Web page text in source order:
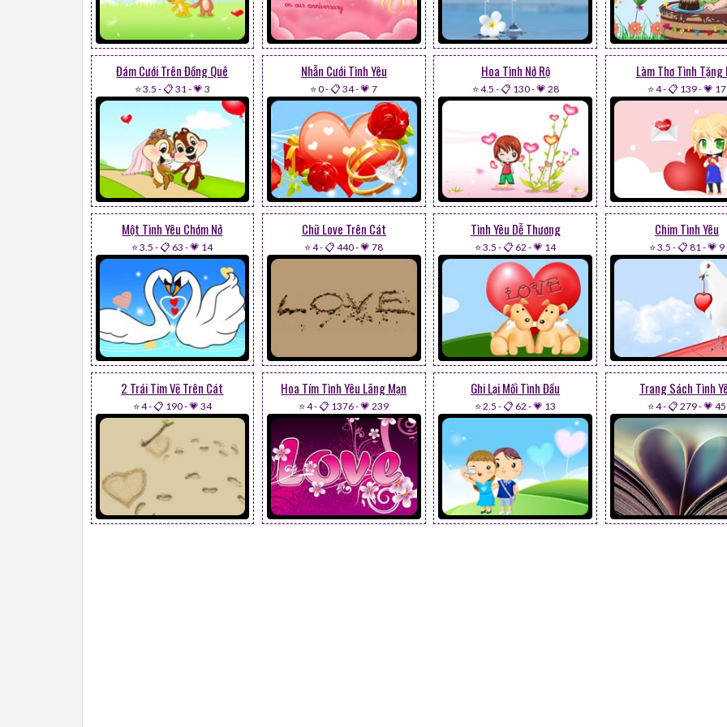
Đám Cưới Trên Đồng Quê
⭐ 3.5 -📋 31 -💗 3
Nhẫn Cưới Tình Yêu
⭐ 0-📋 34-💗 7
Hoa Tình Nở Rộ
⭐ 4.5 -📋 130-💗 28
Làm Thơ Tình Tặng
⭐ 4-📋 139-💗 17
Một Tình Yêu Chớm Nở
⭐ 3.5 -📋 63 -💗 14
Chữ Love Trên Cát
⭐ 4-📋 440-💗 78
Tình Yêu Dễ Thương
⭐ 3.5 -📋 62 -💗 14
Chim Tình Yêu
⭐ 3.5 -📋 81-💗 9
2 Trái Tim Vẽ Trên Cát
⭐ 4-📋 190-💗 34
Hoa Tím Tình Yêu Lãng Mạn
⭐ 4-📋 1376-💗 239
Ghi Lại Mối Tình Đầu
⭐ 2.5 -📋 62 -💗 13
Trang Sách Tình
⭐ 4-📋 279-💗 45